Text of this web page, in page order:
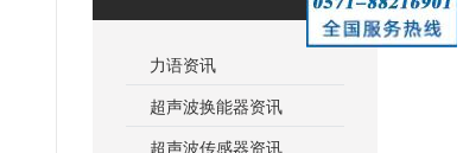
力语资讯
超声波换能器资讯
超声波传感器资讯